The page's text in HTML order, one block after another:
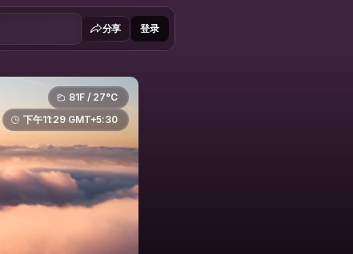
分享 登录
81F / 27°C
下午11:29 GMT+5:30